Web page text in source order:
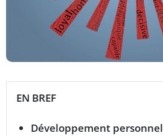
EN BREF
Développement personnel